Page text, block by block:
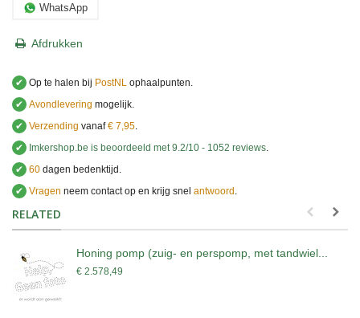
WhatsApp
Afdrukken
✔ Op te halen bij PostNL ophaalpunten.
✔ Avondlevering mogelijk.
✔ Verzending vanaf€ 7,95.
✔
Imkershop.be is beoordeeld met9.2/10 - 1052 reviews.
✔ 60 dagen bedenktijd.
✔ Vragen neem contact op en krijg snel antwoord .
RELATED
Honing pomp (zuig- en perspomp, met tandwiel...
€ 2.578,49